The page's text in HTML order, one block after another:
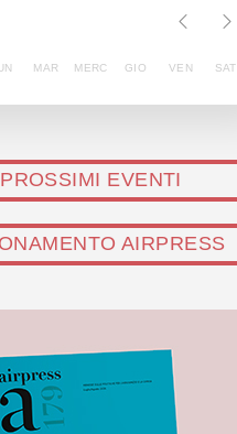
MAR MERC GIO VEN SAT
PROSSIMI EVENTI
AIRPRESS